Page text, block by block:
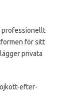
professionellt
för sitt
privata
efter-